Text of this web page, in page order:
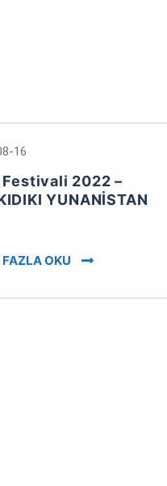
(SKG)
16
Festivali 2022 –
YUNANİSTAN
OKU SANI